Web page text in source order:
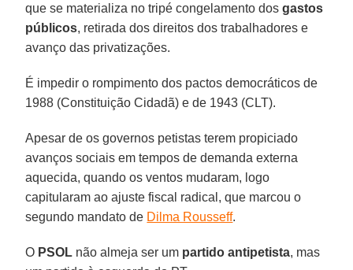
que se materializa no tripé congelamento dosgastos
públicos, retirada dos direitos dos trabalhadores e
avanço das privatizações.
É impedir o rompimento dos pactos democráticos de
1988 (Constituição Cidadã) e de 1943 (CLT).
Apesar de os governos petistas terem propiciado
avanços sociais em tempos de demanda externa
aquecida, quando os ventos mudaram, logo
capitularam ao ajuste fiscal radical, que marcou o
segundo mandato de Dilma Rousseff.
O PSOL não almeja ser um partido antipetista, mas